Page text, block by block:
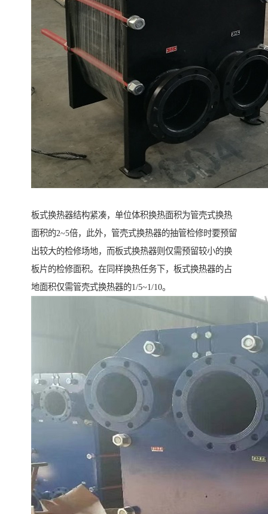
板式换热器结构紧凑，单位体积换热面积为管壳式换热
面积的2~5倍，此外，管壳式换热器的抽管检修时要预留
出较大的检修场地，而板式换热器则仅需预留较小的换
板片的检修面积。在同样换热任务下，板式换热器的占
地面积仅需管壳式换热器的1/5~1/10。